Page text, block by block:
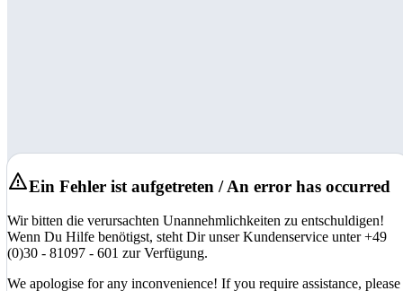
Ein Fehler ist aufgetreten / An error has occurred
Wir bitten die verursachten Unannehmlichkeiten zu entschuldigen!
Wenn Du Hilfe benötigst, steht Dir unser Kundenservice unter +49
(0)30 - 81097 - 601 zur Verfügung.
We apologise for any inconvenience! If you require assistance, please